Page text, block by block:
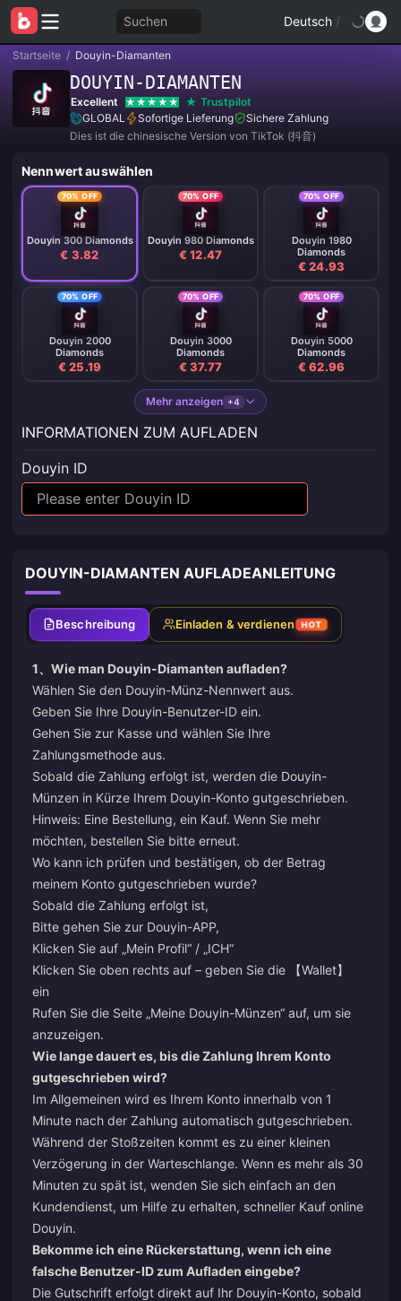
Suchen Deutsch /
Startseite / Douyin-Diamanten
DOUYIN-DIAMANTEN
Excellent
Trustpilot
GLOBAL
Sofortige Lieferung
Sichere Zahlung
Dies ist die chinesische Version von TikTok (抖音)
Nennwert auswählen
70% OFF
Douyin 300 Diamonds
€ 3.82
70% OFF
Douyin 980 Diamonds
€ 12.47
70% OFF
Douyin 1980
Diamonds
€ 24.93
70% OFF
Douyin 2000
Diamonds
€ 25.19
70% OFF
Douyin 3000
Diamonds
€ 37.77
70% OFF
Douyin 5000
Diamonds
€ 62.96
Mehr anzeigen +4
INFORMATIONEN ZUM AUFLADEN
Douyin ID
DOUYIN-DIAMANTEN AUFLADEANLEITUNG
Beschreibung Einladen & verdienen HOT
1、Wie man Douyin-Diamanten aufladen?
Wählen Sie den Douyin-Münz-Nennwert aus.
Geben Sie Ihre Douyin-Benutzer-ID ein.
Gehen Sie zur Kasse und wählen Sie Ihre
Zahlungsmethode aus.
Sobald die Zahlung erfolgt ist, werden die Douyin-
Münzen in Kürze Ihrem Douyin-Konto gutgeschrieben.
Hinweis: Eine Bestellung, ein Kauf. Wenn Sie mehr
möchten, bestellen Sie bitte erneut.
Wo kann ich prüfen und bestätigen, ob der Betrag
meinem Konto gutgeschrieben wurde?
Sobald die Zahlung erfolgt ist,
Bitte gehen Sie zur Douyin-APP,
Klicken Sie auf „Mein Profil“ / „ICH“
Klicken Sie oben rechts auf – geben Sie die 【Wallet】
ein
Rufen Sie die Seite „Meine Douyin-Münzen“ auf, um sie
anzuzeigen.
Wie lange dauert es, bis die Zahlung Ihrem Konto
gutgeschrieben wird?
Im Allgemeinen wird es Ihrem Konto innerhalb von 1
Minute nach der Zahlung automatisch gutgeschrieben.
Während der Stoßzeiten kommt es zu einer kleinen
Verzögerung in der Warteschlange. Wenn es mehr als 30
Minuten zu spät ist, wenden Sie sich einfach an den
Kundendienst, um Hilfe zu erhalten, schneller Kauf online
Douyin.
Bekomme ich eine Rückerstattung, wenn ich eine
falsche Benutzer-ID zum Aufladen eingebe?
Die Gutschrift erfolgt direkt auf Ihr Douyin-Konto, sobald